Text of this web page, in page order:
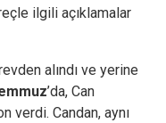
ilgili açıklamalar
alındı ve yerine
’da, Can
verdi. Candan, aynı